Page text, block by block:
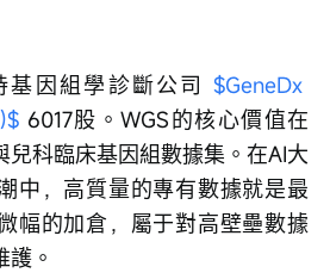
基因組學診斷公司 $GeneDx
6017股。WGS的核心價值在
兒科臨床基因組數據集。在AI大
中，高質量的專有數據就是最
幅的加倉，屬于對高壁壘數據
。